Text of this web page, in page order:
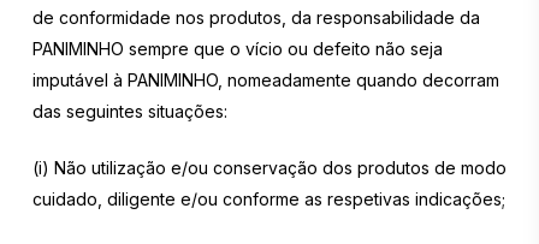
de conformidade nos produtos, da responsabilidade da
PANIMINHO sempre que o vício ou defeito não seja
imputável à PANIMINHO, nomeadamente quando decorram
das seguintes situações:
(i) Não utilização e/ou conservação dos produtos de modo
cuidado, diligente e/ou conforme as respetivas indicações;